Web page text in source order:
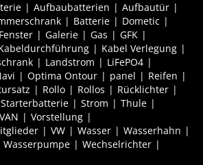
Aufbaubatterien
Aufbautür
Batterie
Dometic
Fenster Galerie Gas
GFK
Kabel Verlegung
Landstrom
LiFePO4
Optima Ontour panel
Reifen
Rollo Rollos
Rücklichter
Starterbatterie Strom
Thule
VAN
Vorstellung
VW Wasser
Wasserhahn
Wasserpumpe
Wechselrichter